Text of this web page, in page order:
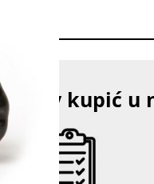
by kupić u